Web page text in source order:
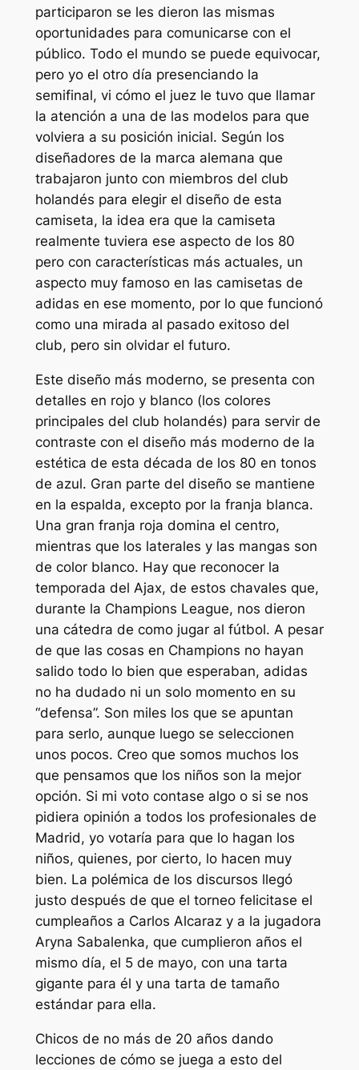
participaron se les dieron las mismas
oportunidades para comunicarse con el
público. Todo el mundo se puede equivocar,
pero yo el otro día presenciando la
semifinal, vi cómo el juez le tuvo que llamar
la atención a una de las modelos para que
volviera a su posición inicial. Según los
diseñadores de la marca alemana que
trabajaron junto con miembros del club
holandés para elegir el diseño de esta
camiseta, la idea era que la camiseta
realmente tuviera ese aspecto de los 80
pero con características más actuales, un
aspecto muy famoso en las camisetas de
adidas en ese momento, por lo que funcionó
como una mirada al pasado exitoso del
club, pero sin olvidar el futuro.
Este diseño más moderno, se presenta con
detalles en rojo y blanco (los colores
principales del club holandés) para servir de
contraste con el diseño más moderno de la
estética de esta década de los 80 en tonos
de azul. Gran parte del diseño se mantiene
en la espalda, excepto por la franja blanca.
Una gran franja roja domina el centro,
mientras que los laterales y las mangas son
de color blanco. Hay que reconocer la
temporada del Ajax, de estos chavales que,
durante la Champions League, nos dieron
una cátedra de como jugar al fútbol. A pesar
de que las cosas en Champions no hayan
salido todo lo bien que esperaban, adidas
no ha dudado ni un solo momento en su
“defensa”. Son miles los que se apuntan
para serlo, aunque luego se seleccionen
unos pocos. Creo que somos muchos los
que pensamos que los niños son la mejor
opción. Si mi voto contase algo o si se nos
pidiera opinión a todos los profesionales de
Madrid, yo votaría para que lo hagan los
niños, quienes, por cierto, lo hacen muy
bien. La polémica de los discursos llegó
justo después de que el torneo felicitase el
cumpleaños a Carlos Alcaraz y a la jugadora
Aryna Sabalenka, que cumplieron años el
mismo día, el 5 de mayo, con una tarta
gigante para él y una tarta de tamaño
estándar para ella.
Chicos de no más de 20 años dando
lecciones de cómo se juega a esto del